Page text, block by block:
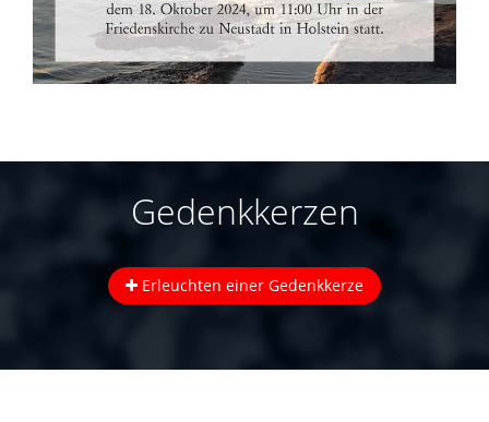
Gedenkkerzen
Erleuchten einer Gedenkkerze